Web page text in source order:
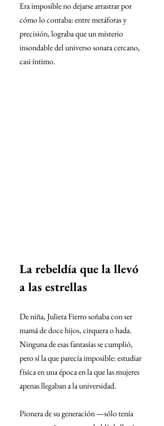
Era imposible no dejarse arrastrar por
cómo lo contaba: entre metáforas y
precisión, lograba que un misterio
insondable del universo sonara cercano,
casi íntimo.
La rebeldía que la llevó
a las estrellas
De niña, Julieta Fierro soñaba con ser
mamá de doce hijos, cirquera o hada.
Ninguna de esas fantasías se cumplió,
pero sí la que parecía imposible: estudiar
física en una época en la que las mujeres
apenas llegaban a la universidad.
Pionera de su generación —sólo tenía